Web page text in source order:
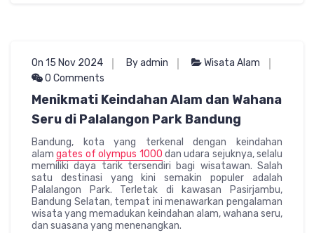
On 15 Nov 2024 By admin
Wisata Alam
0 Comments
Menikmati Keindahan Alam dan Wahana
Seru di Palalangon Park Bandung
Bandung, kota yang terkenal dengan keindahan
alamgates of olympus 1000 dan udara sejuknya, selalu
memiliki daya tarik tersendiri bagi wisatawan. Salah
satu destinasi yang kini semakin populer adalah
Palalangon Park. Terletak di kawasan Pasirjambu,
Bandung Selatan, tempat ini menawarkan pengalaman
wisata yang memadukan keindahan alam, wahana seru,
dan suasana yang menenangkan.